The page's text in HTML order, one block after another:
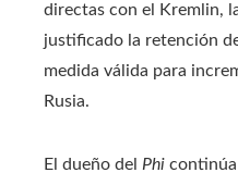
directas con el Kremlin,
justificado la retención
medida válida para
Rusia.
El dueño del Phi